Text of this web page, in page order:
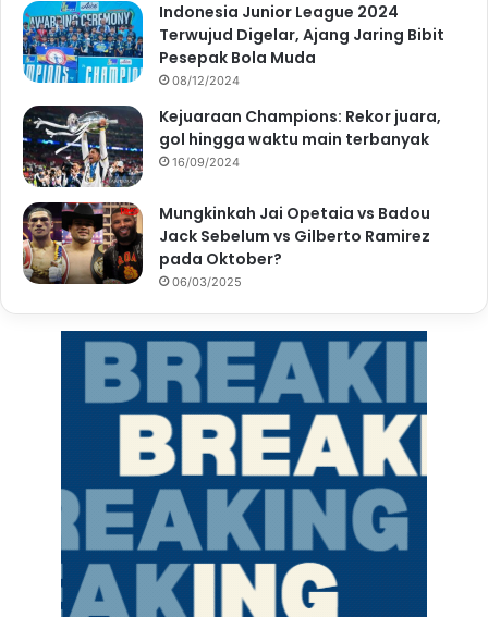
Indonesia Junior League 2024
Terwujud Digelar, Ajang Jaring Bibit
Pesepak Bola Muda
08/12/2024
Kejuaraan Champions: Rekor juara,
gol hingga waktu main terbanyak
16/09/2024
Mungkinkah Jai Opetaia vs Badou
Jack Sebelum vs Gilberto Ramirez
pada Oktober?
06/03/2025